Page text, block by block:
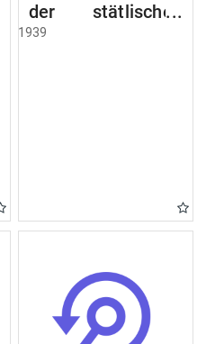
der stätlischen
Beamten u.
Raczyński! Schen
Bibliothek).
1939